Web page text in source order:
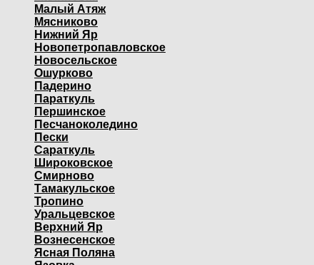
Малый Атяж
Мясниково
Нижний Яр
Новопетропавловское
Новосельское
Ошурково
Падерино
Параткуль
Першинское
Песчаноколедино
Пески
Сараткуль
Широковское
Смирново
Тамакульское
Тропино
Уральцевское
Верхний Яр
Вознесенское
Ясная Поляна